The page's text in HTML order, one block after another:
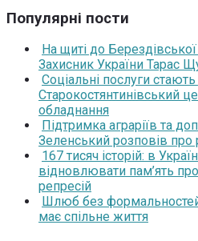
Популярні пости
На щиті до
Захисник України Тарас
Соціальні послуги
Старокостянтинівський
обладнання
Підтримка аграріїв та
Зеленський розповів про
167 тисяч історій: в
відновлювати пам’ять
репресій
Шлюб без
має спільне життя